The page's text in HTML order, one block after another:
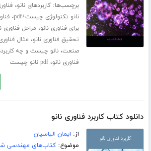
برچسب‌ها:کاربردهای نانو،
نانو تکنولوژی چیست+pdf ،
برای فناوری نانو، مراحل فناوری
تحقیق فناوری نانو، مثال
صنعت،نانو چیست و چه
فناوری نانو،pdf نانو چیست
دانلود کتاب کاربرد فناوری نانو
از: ایمان الیاسیان
موضوع:کتاب‌های مهندسی